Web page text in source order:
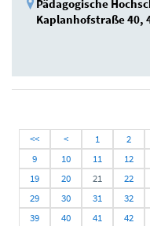
Pädagogische
Kaplanhofstraße 40,
<< < 1 2
9
10 11 12
19
20 21 22
29
30 31 32
39
40 41 42